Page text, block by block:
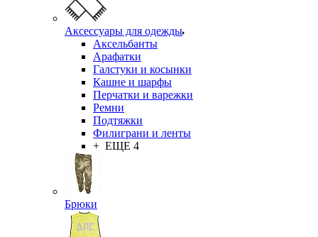
Аксессуары для одежды
Аксельбанты
Арафатки
Галстуки и косынки
Кашне и шарфы
Перчатки и варежки
Ремни
Подтяжки
Филиграни и ленты
+ ЕЩЕ 4
Брюки